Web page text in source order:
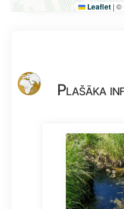
Leaflet | ©
Plašāka